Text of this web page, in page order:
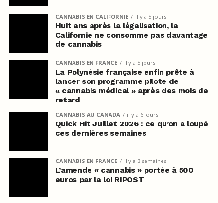
CANNABIS EN CALIFORNIE il y a 5 jours
Huit ans après la légalisation, la
Californie ne consomme pas davantage
de cannabis
CANNABIS EN FRANCE il y a 5 jours
La Polynésie française enfin prête à
lancer son programme pilote de
« cannabis médical » après des mois de
retard
CANNABIS AU CANADA il y a 6 jours
Quick Hit Juillet 2026 : ce qu’on a loupé
ces dernières semaines
CANNABIS EN FRANCE il y a 3 semaines
L’amende « cannabis » portée à 500
euros par la loi RIPOST